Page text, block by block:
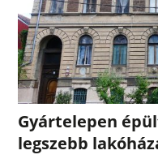
Gyártelepen
legszebb